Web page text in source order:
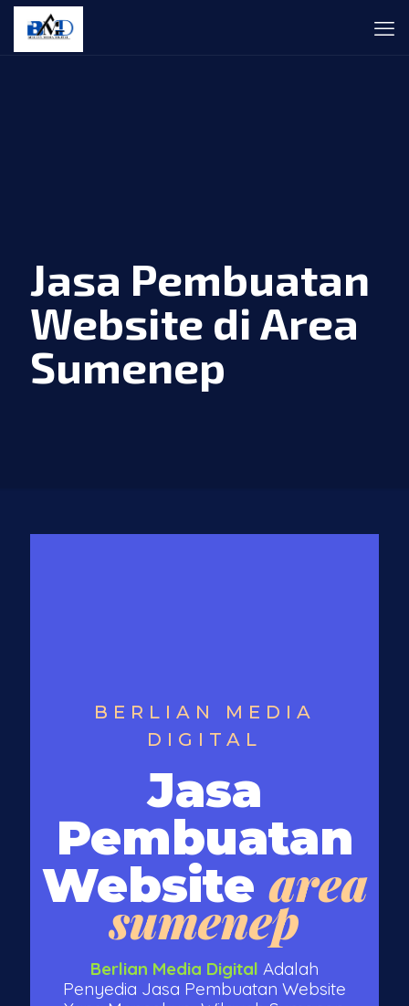
Jasa Pembuatan
Website di Area
Sumenep
BERLIAN MEDIA
DIGITAL
Jasa
Pembuatan
Websitearea
sumenep
Berlian Media Digital Adalah
Penyedia Jasa Pembuatan Website